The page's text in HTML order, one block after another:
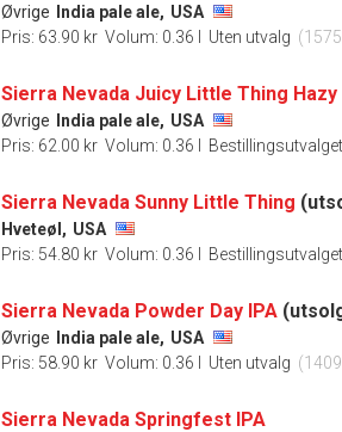
Øvrige India pale ale, USA
Pris: 63.90 kr Volum: 0.36 l Uten utvalg
Sierra Nevada Juicy Little Thing Hazy
Øvrige India pale ale, USA
Pris: 62.00 kr Volum: 0.36 l Bestillingsutvalget
Sierra Nevada Sunny Little Thing
Hveteøl, USA
Pris: 54.80 kr Volum: 0.36 l Bestillingsutvalget
Sierra Nevada Powder Day IPA
Øvrige India pale ale, USA
Pris: 58.90 kr Volum: 0.36 l Uten utvalg
Sierra Nevada Springfest IPA